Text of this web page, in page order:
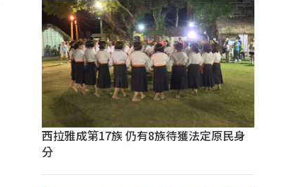
西拉雅成第17族 仍有8族待獲法定原民身
分